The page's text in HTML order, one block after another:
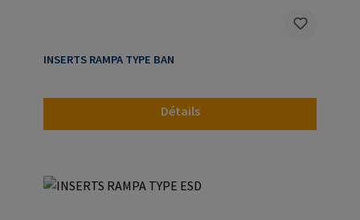
INSERTS RAMPA TYPE BAN
Détails